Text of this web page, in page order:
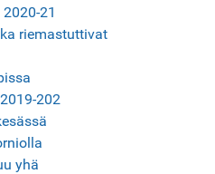
21
riemastuttivat
202
yhä